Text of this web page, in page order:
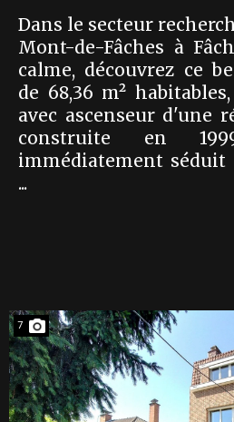
Dans le secteur
Mont-de-Fâches à
calme, découvrez ce
de 68,36 m²
avec ascenseur d'une
construite en
immédiatement séduit
...
7